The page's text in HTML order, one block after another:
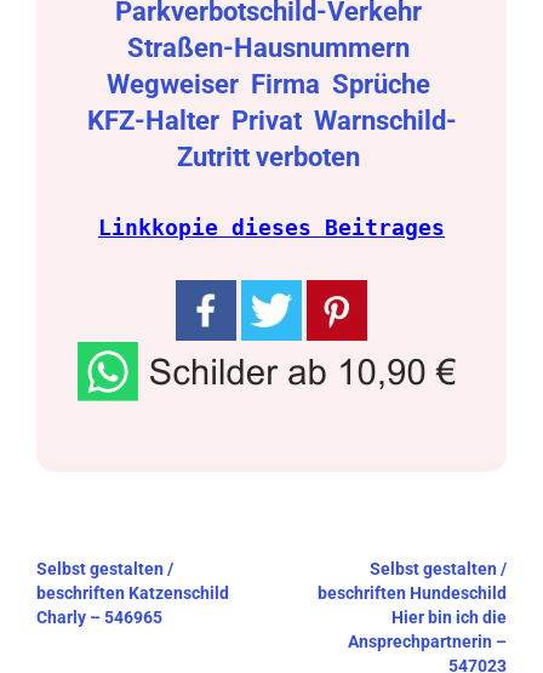
Parkverbotschild-Verkehr
Straßen-Hausnummern
Wegweiser Firma Sprüche
KFZ-Halter Privat Warnschild-
Zutritt verboten
Linkkopie dieses Beitrages
Beitragsnavigation
Selbst gestalten /
beschriften Katzenschild
Charly – 546965
Selbst gestalten /
beschriften Hundeschild
Hier bin ich die
Ansprechpartnerin –
547023